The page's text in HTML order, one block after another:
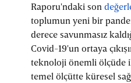
Raporu'ndaki son
toplumun yeni bir
derece savunmasız
Covid-19'un ortaya
teknoloji önemli ölçüde
temel ölçütte küresel